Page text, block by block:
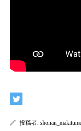
投稿者: